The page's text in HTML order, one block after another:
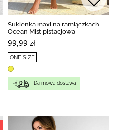
Sukienka maxi na ramiączkach
Ocean Mist pistacjowa
99,99 zł
ONE SIZE
Darmowa dostawa